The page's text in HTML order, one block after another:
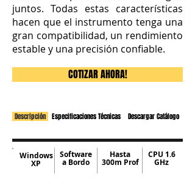
juntos. Todas estas características
hacen que el instrumento tenga una
gran compatibilidad, un rendimiento
estable y una precisión confiable.
COTIZAR AHORA!
Descripción Especificaciones Técnicas Descargar Catálogo
Windows
XP
Software
a Bordo
Hasta
300m Prof
CPU 1.6
GHz